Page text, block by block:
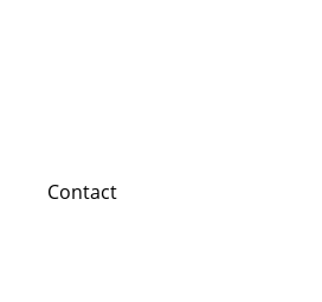
Contact